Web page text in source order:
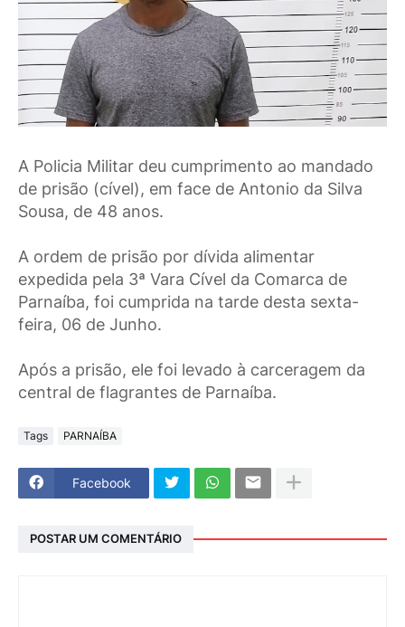
A Policia Militar deu cumprimento ao mandado
de prisão (cível), em face de Antonio da Silva
Sousa, de 48 anos.
A ordem de prisão por dívida alimentar
expedida pela 3ª Vara Cível da Comarca de
Parnaíba, foi cumprida na tarde desta sexta-
feira, 06 de Junho.
Após a prisão, ele foi levado à carceragem da
central de flagrantes de Parnaíba.
Tags PARNAÍBA
Facebook
POSTAR UM COMENTÁRIO